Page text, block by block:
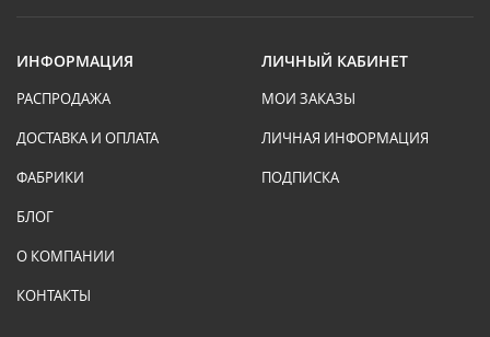
ИНФОРМАЦИЯ
РАСПРОДАЖА
ДОСТАВКА И ОПЛАТА
ФАБРИКИ
БЛОГ
О КОМПАНИИ
КОНТАКТЫ
ЛИЧНЫЙ КАБИНЕТ
МОИ ЗАКАЗЫ
ЛИЧНАЯ ИНФОРМАЦИЯ
ПОДПИСКА